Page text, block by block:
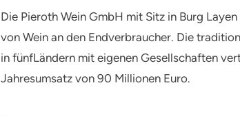
Die Pieroth Wein GmbH mit Sitz in Burg
von Wein an den Endverbraucher. Die
in fünfLändern mit eigenen Gesellschaften
Jahresumsatz von 90 Millionen Euro.